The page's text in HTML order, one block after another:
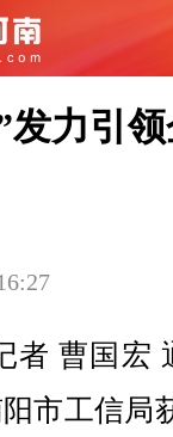
发力引
曹国宏
市工信局